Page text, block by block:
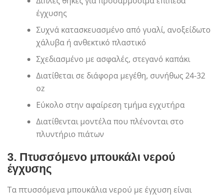
έγχυσης
Συχνά κατασκευασμένο από γυαλί, ανοξείδωτο
χάλυβα ή ανθεκτικό πλαστικό
Σχεδιασμένο με ασφαλές, στεγανό καπάκι
Διατίθεται σε διάφορα μεγέθη, συνήθως 24-32
oz
Εύκολο στην αφαίρεση τμήμα εγχυτήρα
Διατίθενται μοντέλα που πλένονται στο
πλυντήριο πιάτων
3. Πτυσσόμενο μπουκάλι νερού
έγχυσης
Τα πτυσσόμενα μπουκάλια νερού με έγχυση είναι